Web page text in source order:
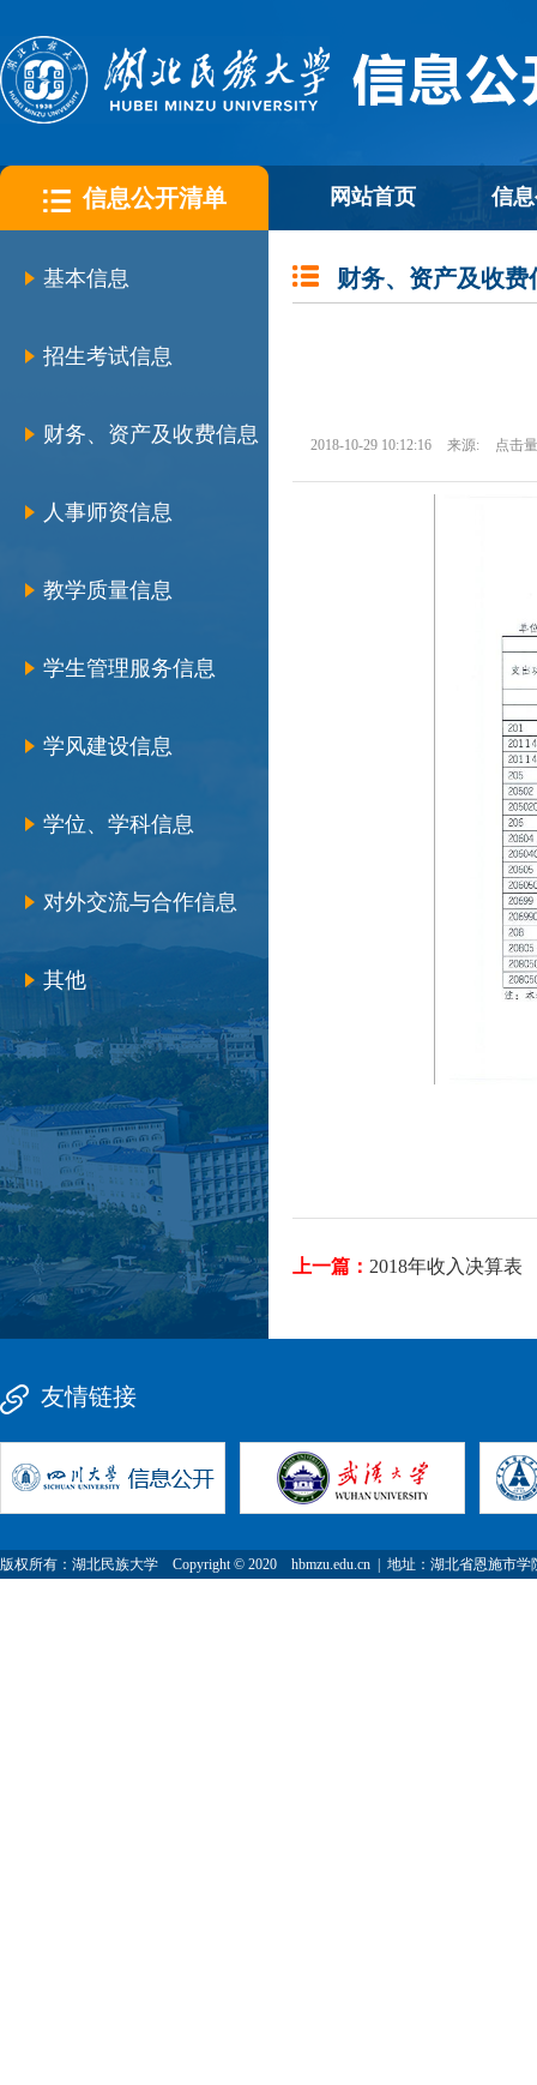
信息公开清单 网站首页 信
基本信息
招生考试信息
财务、资产及收费信息
人事师资信息
教学质量信息
学生管理服务信息
学风建设信息
学位、学科信息
对外交流与合作信息
其他
财务、资产及收费
2018-10-29 10:12:16 来源: 点击
上一篇： 2018年收入决算表
友情链接
版权所有：湖北民族大学 Copyright © 2020 hbmzu.edu.cn | 地址：湖北省恩施